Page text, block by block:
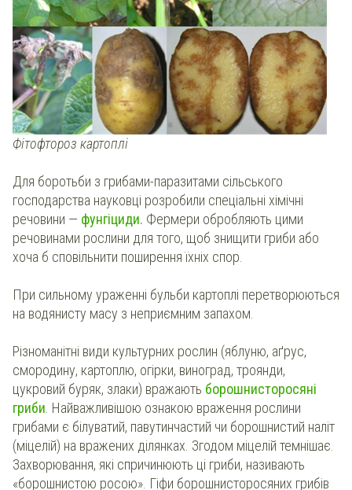
Фітофтороз картоплі
Для боротьби з грибами-паразитами сільського
господарства науковці розробили спеціальні хімічні
речовини — фунгіциди. Фермери обробляють цими
речовинами рослини для того, щоб знищити гриби або
хоча б сповільнити поширення їхніх спор.
При сильному ураженні бульби картоплі перетворюються
на водянисту масу з неприємним запахом.
Різноманітні види культурних рослин (яблуню, аґрус,
смородину, картоплю, огірки, виноград, троянди,
цукровий буряк, злаки) вражають борошнисторосяні
гриби. Найважливішою ознакою враження рослини
грибами є білуватий, павутинчастий чи борошнистий наліт
(міцелій) на вражених ділянках. Згодом міцелій темнішає.
Захворювання, які спричинюють ці гриби, називають
«борошнистою росою». Гіфи борошнисторосяних грибів